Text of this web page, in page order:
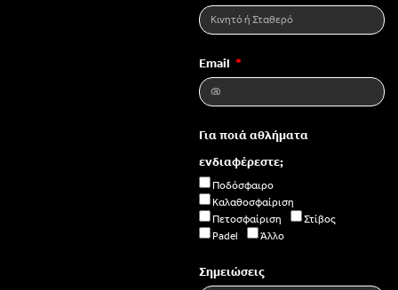
Email
Για ποιά αθλήματα
ενδιαφέρεστε;
Ποδόσφαιρο
Καλαθοσφαίριση
Πετοσφαίριση
Στίβος
Padel
Άλλο
Σημειώσεις